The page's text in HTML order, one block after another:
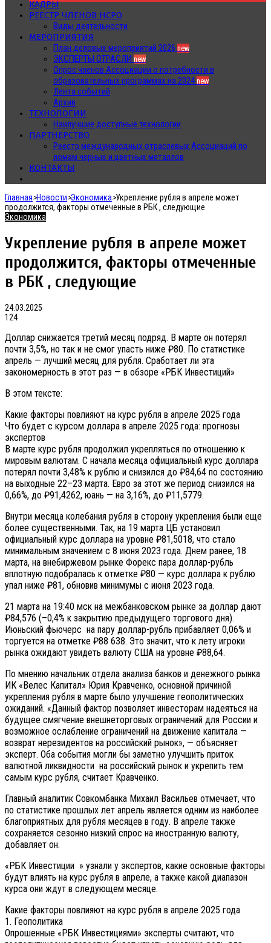
КАДРЫ
РЕЕСТР ЧЛЕНОВ НСРО
Виды деятельности
МЕРОПРИЯТИЯ
План деловых мероприятий 2026 new
ЭКСПЕРТЫ ОТРАСЛИ new
Опрос членов Ассоциации о потребности в
образовательных программах на 2024new
Лента событий
Архив
ТЕХНОЛОГИИ
Наилучшие доступные технологии
ПАРТНЕРСТВО
Реестр международных отраслевых Ассоциаций по
ломам черных и цветных металлов
КОНТАКТЫ
Главная>Новости>Экономика>Укрепление рубля в апреле может
продолжится, факторы отмеченные в РБК , следующие
Экономика
Укрепление рубля в апреле может
продолжится, факторы отмеченные
в РБК , следующие
24.03.2025
124
Доллар снижается третий месяц подряд. В марте он потерял
почти 3,5%, но так и не смог упасть ниже ₽80. По статистике
апрель — лучший месяц для рубля. Сработает ли эта
закономерность в этот раз — в обзоре «РБК Инвестиций»
В этом тексте:
Какие факторы повлияют на курс рубля в апреле 2025 года
Что будет с курсом доллара в апреле 2025 года: прогнозы
экспертов
В марте курс рубля продолжил укрепляться по отношению к
мировым валютам. С начала месяца официальный курс доллара
потерял почти 3,48% к рублю и снизился до ₽84,64 по состоянию
на выходные 22–23 марта. Евро за этот же период снизился на
0,66%, до ₽91,4262, юань — на 3,16%, до ₽11,5779.
Внутри месяца колебания рубля в сторону укрепления были еще
более существенными. Так, на 19 марта ЦБ установил
официальный курс доллара на уровне ₽81,5018, что стало
минимальным значением с 8 июня 2023 года. Днем ранее, 18
марта, на внебиржевом рынке Форекс пара доллар-рубль
вплотную подобралась к отметке ₽80 — курс доллара к рублю
упал ниже ₽81, обновив минимумы с июня 2023 года.
21 марта на 19:40 мск на межбанковском рынке за доллар дают
₽84,576 (–0,4% к закрытию предыдущего торгового дня).
Июньский фьючерс на пару доллар-рубль прибавляет 0,06% и
торгуется на отметке ₽88 638. Это значит, что к лету игроки
рынка ожидают увидеть валюту США на уровне ₽88,64.
По мнению начальник отдела анализа банков и денежного рынка
ИК «Велес Капитал» Юрия Кравченко, основной причиной
укрепления рубля в марте было улучшение геополитических
ожиданий. «Данный фактор позволяет инвесторам надеяться на
будущее смягчение внешнеторговых ограничений для России и
возможное ослабление ограничений на движение капитала —
возврат нерезидентов на российский рынок», — объясняет
эксперт. Оба события могли бы заметно улучшить приток
валютной ликвидности на российский рынок и укрепить тем
самым курс рубля, считает Кравченко.
Главный аналитик Совкомбанка Михаил Васильев отмечает, что
по статистике прошлых лет апрель является одним из наиболее
благоприятных для рубля месяцев в году. В апреле также
сохраняется сезонно низкий спрос на иностранную валюту,
добавляет он.
«РБК Инвестиции » узнали у экспертов, какие основные факторы
будут влиять на курс рубля в апреле, а также какой диапазон
курса они ждут в следующем месяце.
Какие факторы повлияют на курс рубля в апреле 2025 года
1. Геополитика
Опрошенные «РБК Инвестициями» эксперты считают, что